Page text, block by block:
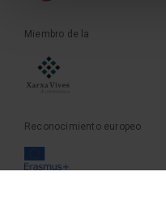
Miembro de la
Reconocimiento europeo